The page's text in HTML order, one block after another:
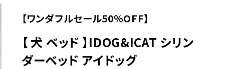
【ワンダフルセール50％OFF】
【 犬 ベッド 】IDOG&ICAT シリン
ダーベッド アイドッグ